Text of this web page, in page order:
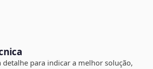
detalhe para indicar a melhor solução,